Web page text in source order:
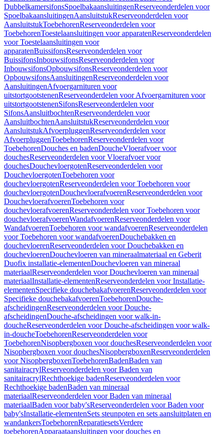
DubbelkamersifonsSpoelbakaansluitingenReserveonderdelen voor
SpoelbakaansluitingenAansluitstukReserveonderdelen voor
AansluitstukToebehorenReserveonderdelen voor
ToebehorenToestelaansluitingen voor apparatenReserveonderdelen
voor Toestelaansluitingen voor
apparatenBuissifonsReserveonderdelen voor
BuissifonsInbouwsifonsReserveonderdelen voor
InbouwsifonsOpbouwsifonsReserveonderdelen voor
OpbouwsifonsAansluitingenReserveonderdelen voor
AansluitingenAfvoergarnituren voor
uitstortgootstenenReserveonderdelen voor Afvoergarnituren voor
uitstortgootstenenSifonsReserveonderdelen voor
SifonsAansluitbochtenReserveonderdelen voor
AansluitbochtenAansluitstukReserveonderdelen voor
AansluitstukAfvoerpluggenReserveonderdelen voor
AfvoerpluggenToebehorenReserveonderdelen voor
ToebehorenDouches en badenDoucheVloerafvoer voor
douchesReserveonderdelen voor Vloerafvoer voor
douchesDouchevloergotenReserveonderdelen voor
DouchevloergotenToebehoren voor
douchevloergotenReserveonderdelen voor Toebehoren voor
douchevloergotenDouchevloerafvoerenReserveonderdelen voor
DouchevloerafvoerenToebehoren voor
douchevloerafvoerenReserveonderdelen voor Toebehoren voor
douchevloerafvoerenWandafvoerenReserveonderdelen voor
WandafvoerenToebehoren voor wandafvoerenReserveonderdelen
voor Toebehoren voor wandafvoerenDouchebakken en
douchevloerenReserveonderdelen voor Douchebakken en
douchevloerenDouchevloeren van mineraalmateriaal en Geberit
Duofix installatie-elementenDouchevloeren van mineraal
materiaalReserveonderdelen voor Douchevloeren van mineraal
materiaalInstallatie-elementenReserveonderdelen voor Installatie-
elementenSpecifieke douchebakafvoerenReserveonderdelen voor
Specifieke douchebakafvoerenToebehorenDouche-
afscheidingenReserveonderdelen voor Douche-
afscheidingenDouche-afscheidingen voor walk-in-
doucheReserveonderdelen voor Douche-afscheidingen voor walk-
in-doucheToebehorenReserveonderdelen voor
ToebehorenNisopbergboxen voor douchesReserveonderdelen voor
Nisopbergboxen voor douchesNisopbergboxenReserveonderdelen
voor NisopbergboxenToebehorenBadenBaden van
sanitairacrylReserveonderdelen voor Baden van
sanitairacrylRechthoekige badenReserveonderdelen voor
Rechthoekige badenBaden van mineraal
materiaalReserveonderdelen voor Baden van mineraal
materiaalBaden voor baby'sReserveonderdelen voor Baden voor
baby'sInstallatie-elementenSets steunpoten en sets aansluitplaten en
wandankersToebehorenReparatiesetsVerdere
toebehorenApparaataansluitingen voor douches en